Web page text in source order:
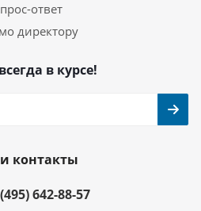
ответ
директору
в курсе!
контакты
642-88-57